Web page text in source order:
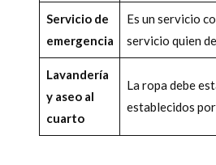
Servicio de
emergencia
Es un servicio
servicio quien
Lavandería
y aseo al
cuarto
La ropa debe
establecidos